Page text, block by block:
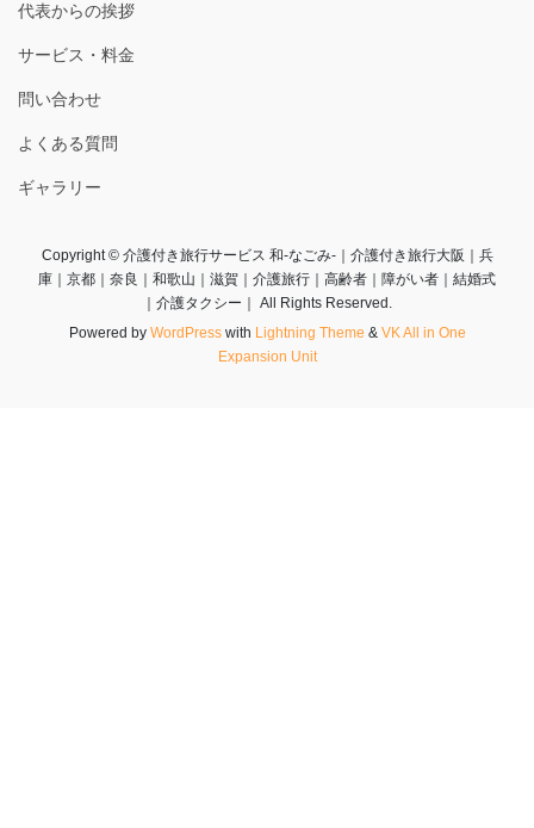
代表からの挨拶
サービス・料金
問い合わせ
よくある質問
ギャラリー
Copyright © 介護付き旅行サービス 和-なごみ-｜介護付き旅行大阪｜兵
庫｜京都｜奈良｜和歌山｜滋賀｜介護旅行｜高齢者｜障がい者｜結婚式
｜介護タクシー｜ All Rights Reserved.
Powered by WordPresswith Lightning Theme & VK All in One
Expansion Unit